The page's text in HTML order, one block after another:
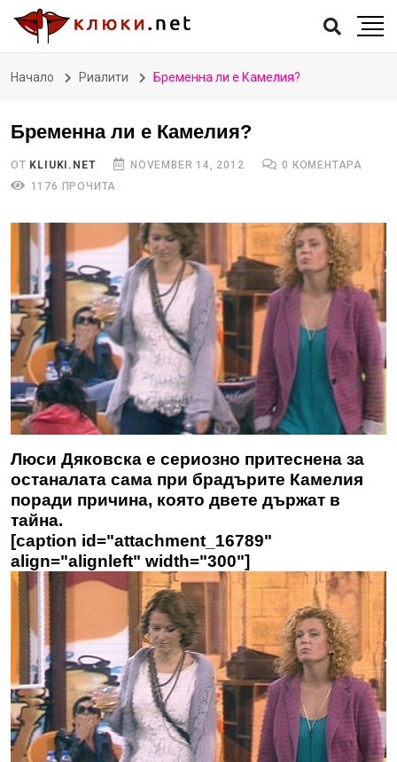
Начало Риалити Бременна ли е Камелия?
Бременна ли е Камелия?
ОТ KLIUKI.NET NOVEMBER 14, 2012
0 КОМЕНТАРА
1176 ПРОЧИТА
Люси Дяковска е сериозно притеснена за
останалата сама при брадърите Камелия
поради причина, която двете държат в
тайна.
[caption id="attachment_16789"
align="alignleft" width="300"]